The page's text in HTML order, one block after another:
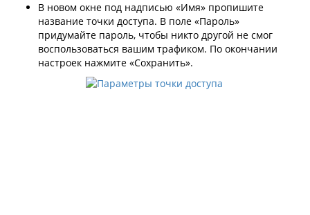
В новом окне под надписью «Имя» пропишите
название точки доступа. В поле «Пароль»
придумайте пароль, чтобы никто другой не смог
воспользоваться вашим трафиком. По окончании
настроек нажмите «Сохранить».